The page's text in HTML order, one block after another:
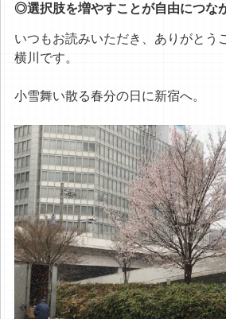
◎選択肢を増やすことが自由につな
いつもお読みいただき、ありがとう
横川です。
小雪舞い散る春分の日に新宿へ。